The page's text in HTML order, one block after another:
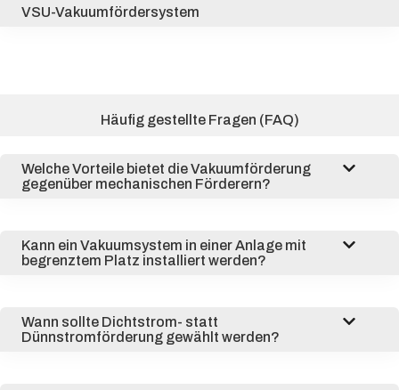
VSU-Vakuumfördersystem
Häufig gestellte Fragen (FAQ)
Welche Vorteile bietet die Vakuumförderung
gegenüber mechanischen Förderern?
Kann ein Vakuumsystem in einer Anlage mit
begrenztem Platz installiert werden?
Wann sollte Dichtstrom- statt
Dünnstromförderung gewählt werden?